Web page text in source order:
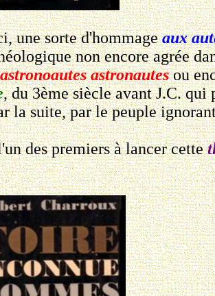
une sorte d'hommageaux
non encore agrée
astronautesou
, du 3ème siècle avant J.C.
la suite, par le peuple
des premiers à lancer cette